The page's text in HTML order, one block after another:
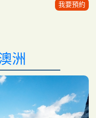
我要預約
洲